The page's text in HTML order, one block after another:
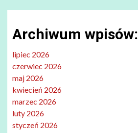
Archiwum wpisów:
lipiec 2026
czerwiec 2026
maj 2026
kwiecień 2026
marzec 2026
luty 2026
styczeń 2026